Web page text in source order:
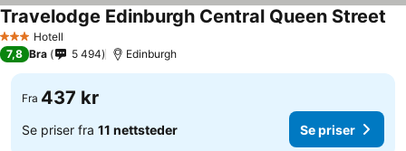
3 StjernerHotell
Travelodge Edinburgh Central Queen Street
7,8 Bra 5 494 Edinburgh
Fra 437 kr
Se priser fra 11 nettsteder Se priser